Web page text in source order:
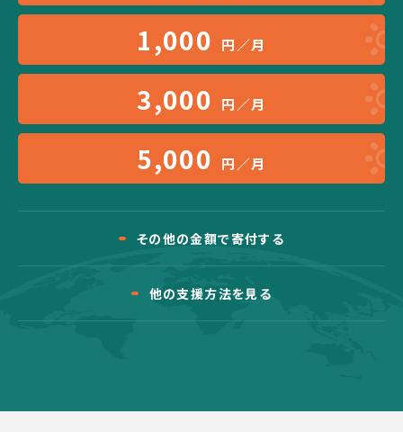
1,000 円／月
3,000 円／月
5,000 円／月
その他の金額で寄付する
他の支援方法を見る